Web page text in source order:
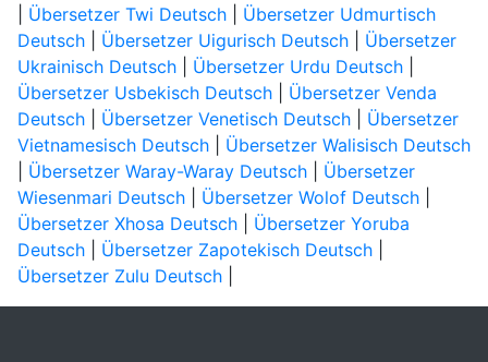
Übersetzer Twi Deutsch| Übersetzer Udmurtisch
Deutsch| Übersetzer Uigurisch Deutsch| Übersetzer
Ukrainisch Deutsch| Übersetzer Urdu Deutsch|
Übersetzer Usbekisch Deutsch| Übersetzer Venda
Deutsch| Übersetzer Venetisch Deutsch| Übersetzer
Vietnamesisch Deutsch| Übersetzer Walisisch Deutsch
Übersetzer Waray-Waray Deutsch| Übersetzer
Wiesenmari Deutsch| Übersetzer Wolof Deutsch|
Übersetzer Xhosa Deutsch| Übersetzer Yoruba
Deutsch| Übersetzer Zapotekisch Deutsch|
Übersetzer Zulu Deutsch|